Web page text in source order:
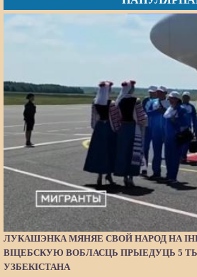
ЛУКАШЭНКА МЯНЯЕ СВОЙ НАРОД НА
ВІЦЕБСКУЮ ВОБЛАСЦЬ ПРЫЕДУЦЬ 5
УЗБЕКІСТАНА